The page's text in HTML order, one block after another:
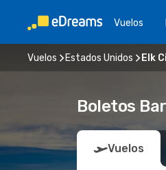
Vuelos
Vuelos Estados Unidos Elk
Boletos
Vuelos